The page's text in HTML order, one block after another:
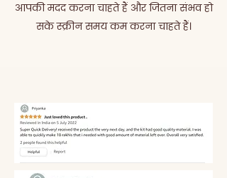
आपकी मदद करना चाहते हैं और जितना संभव हो
सके स्क्रीन समय कम करना चाहते हैं।